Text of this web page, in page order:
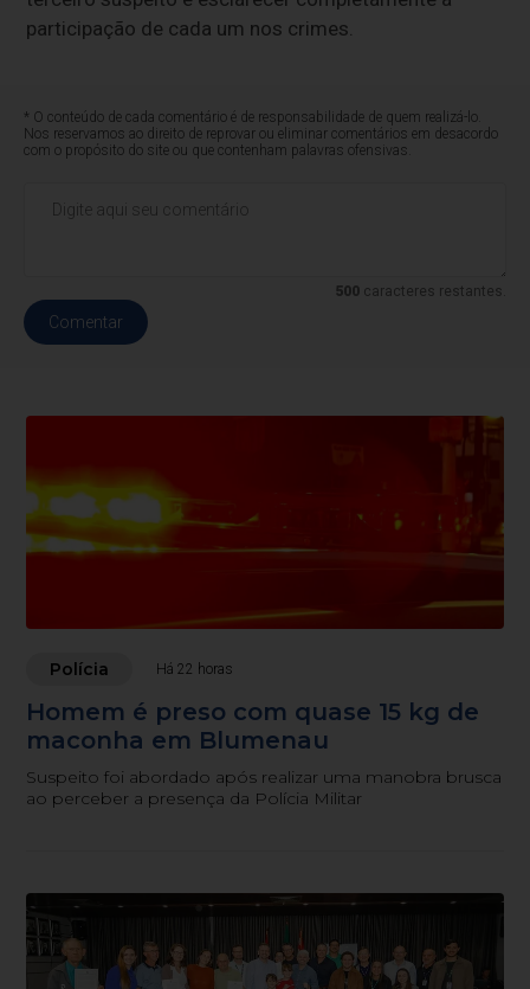
participação de cada um nos crimes.
* O conteúdo de cada comentário é de responsabilidade de quem realizá-lo.
Nos reservamos ao direito de reprovar ou eliminar comentários em desacordo
com o propósito do site ou que contenham palavras ofensivas.
500caracteres restantes.
Comentar
Polícia Há 22 horas
Homem é preso com quase 15 kg de
maconha em Blumenau
Suspeito foi abordado após realizar uma manobra brusca
ao perceber a presença da Polícia Militar